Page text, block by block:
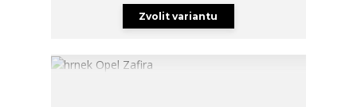
Zvolit variantu